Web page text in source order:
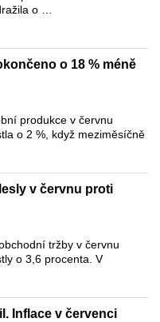
o …
o 18 % méně
produkce v červnu
o 2 %, když meziměsíčně
v červnu proti
tržby v červnu
o 3,6 procenta. V
Inflace v červenci